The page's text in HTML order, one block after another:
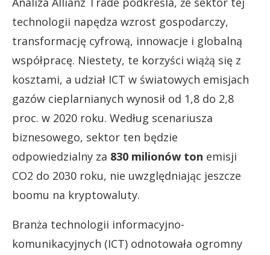
technologii napędza wzrost gospodarczy,
transformację cyfrową, innowacje i globalną
współpracę. Niestety, te korzyści wiążą się z
kosztami, a udział ICT w światowych emisjach
gazów cieplarnianych wynosił od 1,8 do 2,8
proc. w 2020 roku. Według scenariusza
biznesowego, sektor ten będzie
odpowiedzialny za 830 milionów ton emisji
CO2 do 2030 roku, nie uwzględniając jeszcze
boomu na kryptowaluty.
Branża technologii informacyjno-
komunikacyjnych (ICT) odnotowała ogromny